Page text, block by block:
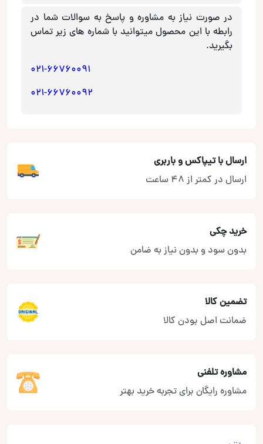
در صورت نیاز به مشاوره و پاسخ به سوالات شما در
رابطه با این محصول میتوانید با شماره های زیر تماس
بگیرید.
021-66760091
021-66760092
ارسال با تیپاکس و باربری
ارسال در کمتر از 48 ساعت
خرید چکی
بدون سود و بدون نیاز به ضامن
تضمین کالا
ضمانت اصل بودن کالا
مشاوره تلفنی
مشاوره رایگان برای تجربه خرید بهتر